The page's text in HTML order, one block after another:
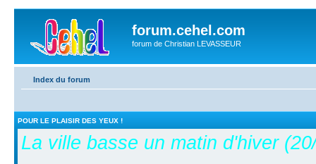
forum.cehel.com
forum de Christian LEVASSEUR
Index du forum
POUR LE PLAISIR DES YEUX !
La ville basse un matin d'hiver